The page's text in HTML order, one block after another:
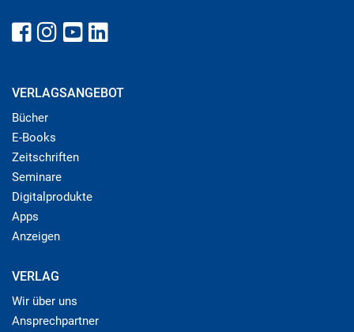
VERLAGSANGEBOT
Bücher
E-Books
Zeitschriften
Seminare
Digitalprodukte
Apps
Anzeigen
VERLAG
Wir über uns
Ansprechpartner